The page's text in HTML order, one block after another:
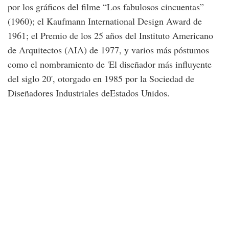
por los gráficos del filme “Los fabulosos cincuentas”
(1960); el Kaufmann International Design Award de
1961; el Premio de los 25 años del Instituto Americano
de Arquitectos (AIA) de 1977, y varios más póstumos
como el nombramiento de 'El diseñador más influyente
del siglo 20', otorgado en 1985 por la Sociedad de
Diseñadores Industriales deEstados Unidos.